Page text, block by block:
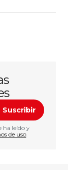
Suscribir
ha leído y
de uso.